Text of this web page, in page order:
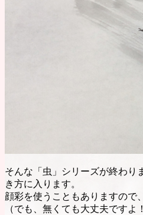
そんな「虫」シリーズが終わり
き方に入ります。
顔彩を使うこともありますので
（でも、無くても大丈夫ですよ